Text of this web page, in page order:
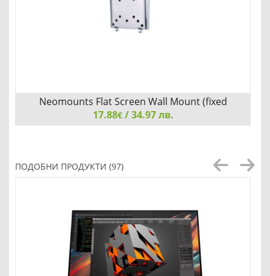
Детайли Сравни
Neomounts Flat Screen Wall Mount (fixed
17.88€/ 34.97 лв.
ПОДОБНИ ПРОДУКТИ (97)